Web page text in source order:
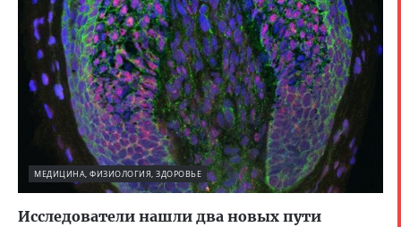
МЕДИЦИНА, ФИЗИОЛОГИЯ, ЗДОРОВЬЕ
Исследователи нашли два новых пути